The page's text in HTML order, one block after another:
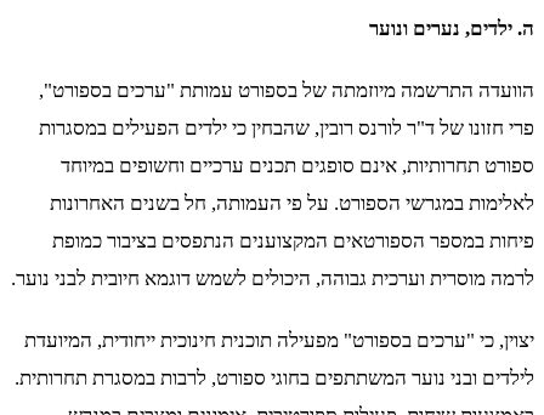
ה. ילדים, נערים ונוער
הוועדה התרשמה מיוזמתה של בספורט עמותת "ערכים בספורט",
פרי חזונו של ד"ר לורנס רובין, שהבחין כי ילדים הפעילים במסגרות
ספורט תחרותיות, אינם סופגים תכנים ערכיים וחשופים במיוחד
לאלימות במגרשי הספורט. על פי העמותה, חל בשנים האחרונות
פיחות במספר הספורטאים המקצוענים הנתפסים בציבור כמופת
לרמה מוסרית וערכית גבוהה, היכולים לשמש דוגמא חיובית לבני נוער.
יצוין, כי "ערכים בספורט" מפעילה תוכנית חינוכית ייחודית, המיועדת
לילדים ובני נוער המשתתפים בחוגי ספורט, לרבות במסגרת תחרותית.